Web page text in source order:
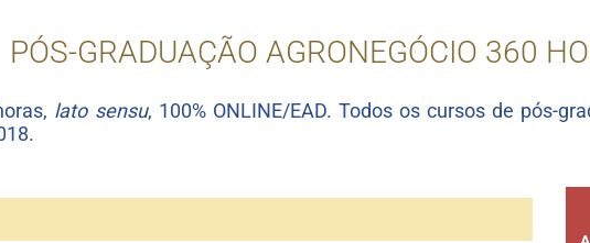
PÓS-GRADUAÇÃO AGRONEGÓCIO 360
lato sensu, 100% ONLINE/EAD. Todos os cursos de pós-